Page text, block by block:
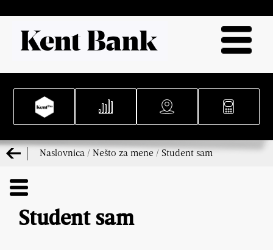
Naslovnica / Nešto za mene / Student sam
Student sam